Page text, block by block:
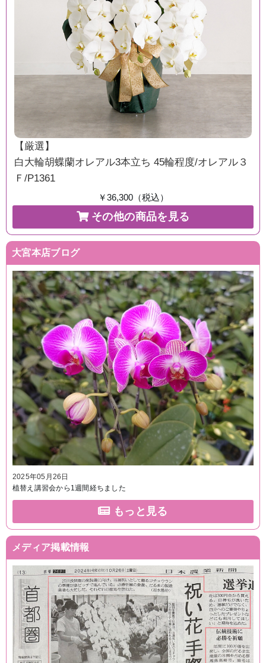
【厳選】
白大輪胡蝶蘭オレアル3本立ち 45輪程度/オレアル３
Ｆ/P1361
￥36,300（税込）
その他の商品を見る
大宮本店ブログ
2025年05月26日
植替え講習会から1週間経ちました
もっと見る
メディア掲載情報